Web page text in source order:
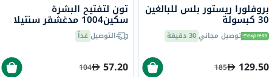
بروفلورا ريستور بلس للبالغين
30 كبسولة
توصيل مجاني30 دقيقة
129.50
185
تون لتفتيح البشرة
سكين1004 مدغشقر سنتيلا
بي أي++++ 50 مل
التوصيلغداً
57.20
104